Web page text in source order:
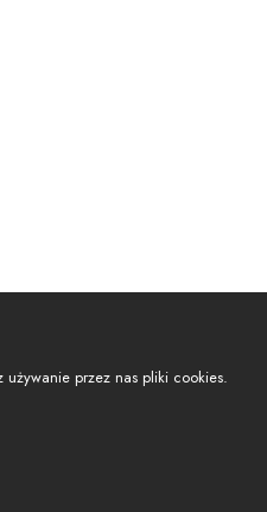
używanie przez nas pliki cookies.